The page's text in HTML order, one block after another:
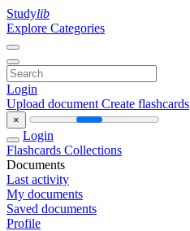
Studylib
Explore Categories
Login
Upload document Create flashcards
×
Login
Flashcards Collections
Documents
Last activity
My documents
Saved documents
Profile